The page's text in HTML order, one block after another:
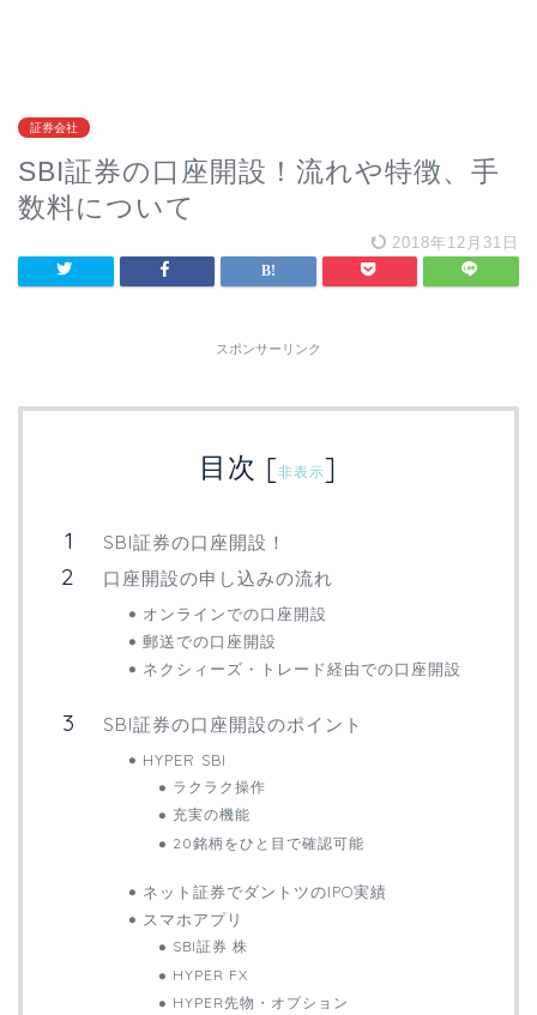
証券会社
SBI証券の口座開設！流れや特徴、手
数料について
2018年12月31日
スポンサーリンク
目次 [非表示]
SBI証券の口座開設！
口座開設の申し込みの流れ
オンラインでの口座開設
郵送での口座開設
ネクシィーズ・トレード経由での口座開設
SBI証券の口座開設のポイント
HYPER SBI
ラクラク操作
充実の機能
20銘柄をひと目で確認可能
ネット証券でダントツのIPO実績
スマホアプリ
SBI証券 株
HYPER FX
HYPER先物・オプション